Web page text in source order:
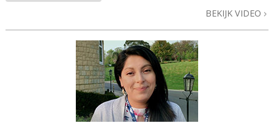
BEKIJK VIDEO